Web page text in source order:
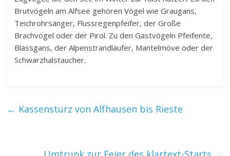
Brutvögeln am Alfsee gehören Vögel wie Graugans,
Teichrohrsänger, Flussregenpfeifer, der Große
Brachvogel oder der Pirol. Zu den Gastvögeln Pfeifente,
Blässgans, der Alpenstrandläufer, Mantelmöve oder der
Schwarzhalstaucher.
← Kassensturz von Alfhausen bis Rieste